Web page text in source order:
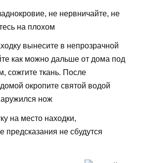
не нервничайте, не
на плохом
вынесите в непрозрачной
как можно дальше от дома под
сожгите ткань. После
окропите святой водой
нож
на место находки,
предсказания не сбудутся